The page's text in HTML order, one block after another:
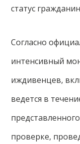
статус
Согласно
интенсивный
иждивенцев,
ведется в
проверке,